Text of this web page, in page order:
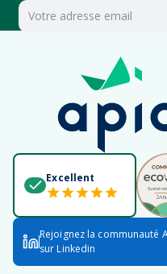
Excellent
Rejoignez la communauté
sur Linkedin